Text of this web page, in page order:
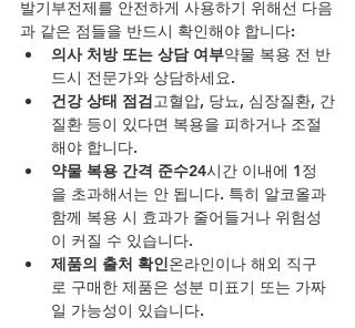
발기부전제를 안전하게 사용하기 위해선 다음
과 같은 점들을 반드시 확인해야 합니다:
의사 처방 또는 상담 여부약물 복용 전 반
드시 전문가와 상담하세요.
건강 상태 점검고혈압, 당뇨, 심장질환, 간
질환 등이 있다면 복용을 피하거나 조절
해야 합니다.
약물 복용 간격 준수24시간 이내에 1정
을 초과해서는 안 됩니다. 특히 알코올과
함께 복용 시 효과가 줄어들거나 위험성
이 커질 수 있습니다.
제품의 출처 확인온라인이나 해외 직구
로 구매한 제품은 성분 미표기 또는 가짜
일 가능성이 있습니다.